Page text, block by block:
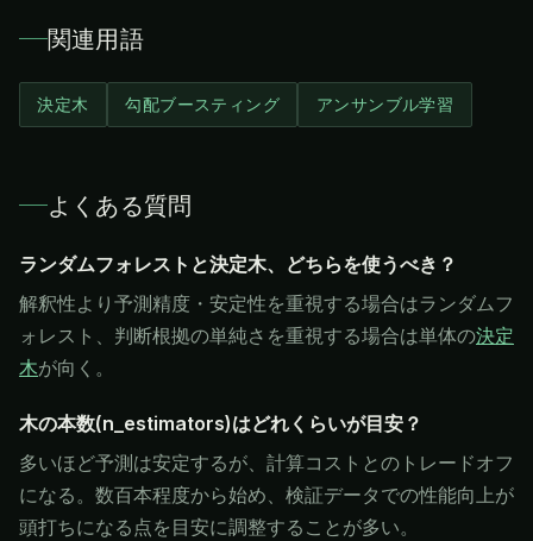
関連用語
決定木 勾配ブースティング アンサンブル学習
よくある質問
ランダムフォレストと決定木、どちらを使うべき？
解釈性より予測精度・安定性を重視する場合はランダムフ
ォレスト、判断根拠の単純さを重視する場合は単体の決定
木が向く。
木の本数(n_estimators)はどれくらいが目安？
多いほど予測は安定するが、計算コストとのトレードオフ
になる。数百本程度から始め、検証データでの性能向上が
頭打ちになる点を目安に調整することが多い。